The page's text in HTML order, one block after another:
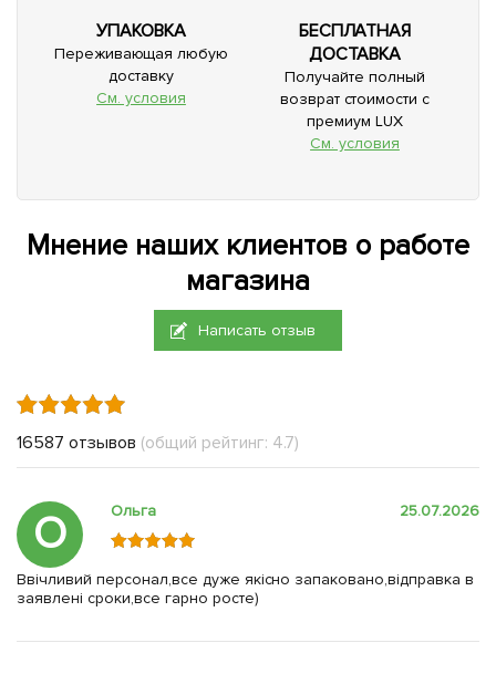
УПАКОВКА
Переживающая любую
доставку
См. условия
БЕСПЛАТНАЯ
ДОСТАВКА
Получайте полный
возврат стоимости с
премиум LUX
См. условия
Мнение наших клиентов о работе
магазина
Написать отзыв
16587 отзывов (общий рейтинг: 4.7)
О Ольга 25.07.2026
Ввічливий персонал,все дуже якісно запаковано,відправка в
заявлені сроки,все гарно росте)